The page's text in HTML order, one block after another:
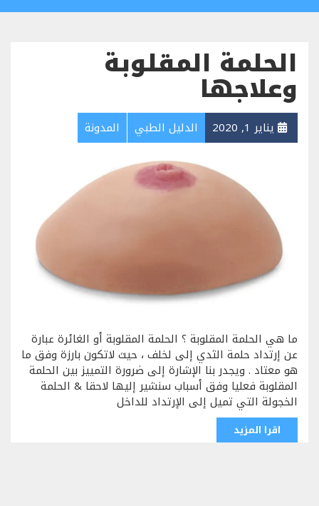
الحلمة المقلوبة
وعلاجها
يناير 1, 2020 الدليل الطبي المدونة
ما هي الحلمة المقلوبة ؟ الحلمة المقلوبة أو الغائرة عبارة
عن إرتداد حلمة الثدي إلى لخلف ، حيث لاتكون بارزة وفق ما
هو معتاد . ويجدر بنا الإشارة إلى ضرورة التمييز بين الحلمة
المقلوبة فعليا وفق أسباب سنشير إليها لاحقا & الحلمة
الخجولة التي تميل إلى الإرتداد للداخل
اقرا المزيد